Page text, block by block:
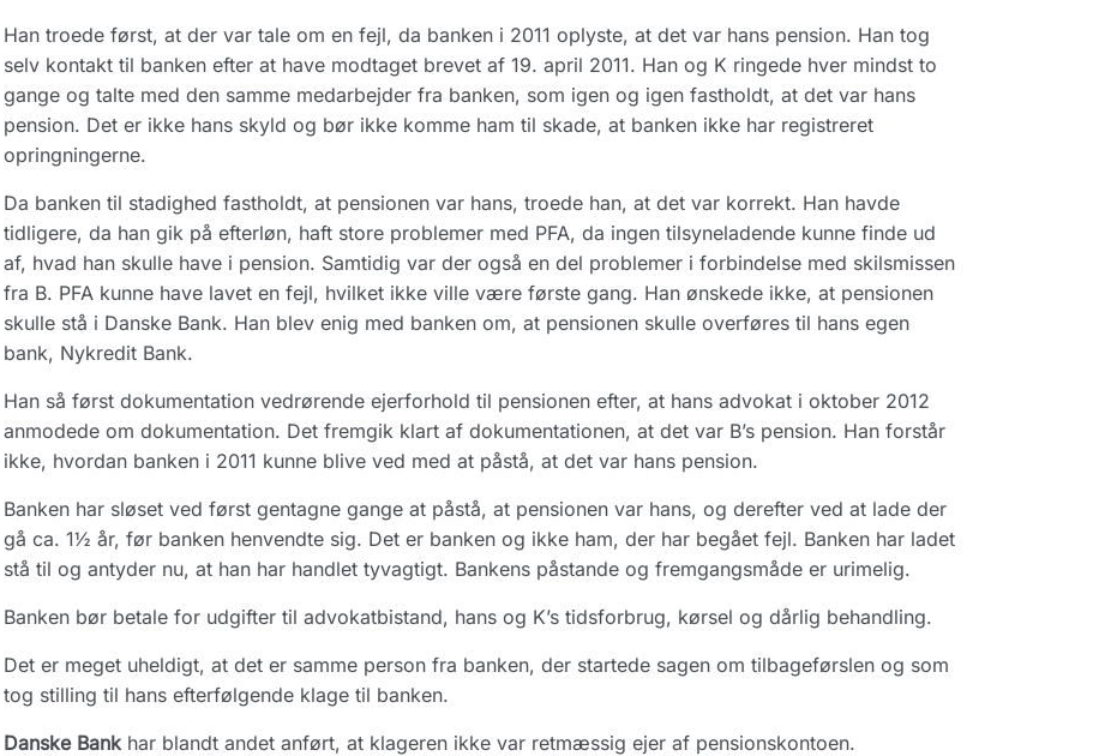
Han troede først, at der var tale om en fejl, da banken i 2011 oplyste, at det var hans pension. Han tog
selv kontakt til banken efter at have modtaget brevet af 19. april 2011. Han og K ringede hver mindst to
gange og talte med den samme medarbejder fra banken, som igen og igen fastholdt, at det var hans
pension. Det er ikke hans skyld og bør ikke komme ham til skade, at banken ikke har registreret
opringningerne.
Da banken til stadighed fastholdt, at pensionen var hans, troede han, at det var korrekt. Han havde
tidligere, da han gik på efterløn, haft store problemer med PFA, da ingen tilsyneladende kunne finde ud
af, hvad han skulle have i pension. Samtidig var der også en del problemer i forbindelse med skilsmissen
fra B. PFA kunne have lavet en fejl, hvilket ikke ville være første gang. Han ønskede ikke, at pensionen
skulle stå i Danske Bank. Han blev enig med banken om, at pensionen skulle overføres til hans egen
bank, Nykredit Bank.
Han så først dokumentation vedrørende ejerforhold til pensionen efter, at hans advokat i oktober 2012
anmodede om dokumentation. Det fremgik klart af dokumentationen, at det var B’s pension. Han forstår
ikke, hvordan banken i 2011 kunne blive ved med at påstå, at det var hans pension.
Banken har sløset ved først gentagne gange at påstå, at pensionen var hans, og derefter ved at lade der
gå ca. 1½ år, før banken henvendte sig. Det er banken og ikke ham, der har begået fejl. Banken har ladet
stå til og antyder nu, at han har handlet tyvagtigt. Bankens påstande og fremgangsmåde er urimelig.
Banken bør betale for udgifter til advokatbistand, hans og K’s tidsforbrug, kørsel og dårlig behandling.
Det er meget uheldigt, at det er samme person fra banken, der startede sagen om tilbageførslen og som
tog stilling til hans efterfølgende klage til banken.
Danske Bankhar blandt andet anført, at klageren ikke var retmæssig ejer af pensionskontoen.